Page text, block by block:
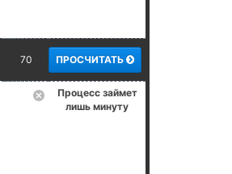
70 ПРОСЧИТАТЬ
Процесс займет
лишь минуту